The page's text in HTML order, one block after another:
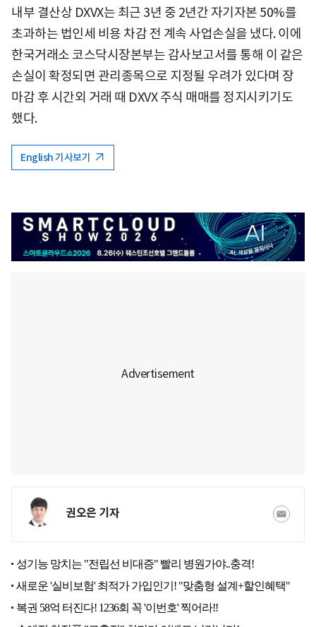
내부 결산상 DXVX는 최근 3년 중 2년간 자기자본 50%를
초과하는 법인세 비용 차감 전 계속 사업손실을 냈다. 이에
한국거래소 코스닥시장본부는 감사보고서를 통해 이 같은
손실이 확정되면 관리종목으로 지정될 우려가 있다며 장
마감 후 시간외 거래 때 DXVX 주식 매매를 정지시키기도
했다.
English 기사보기
권오은 기자